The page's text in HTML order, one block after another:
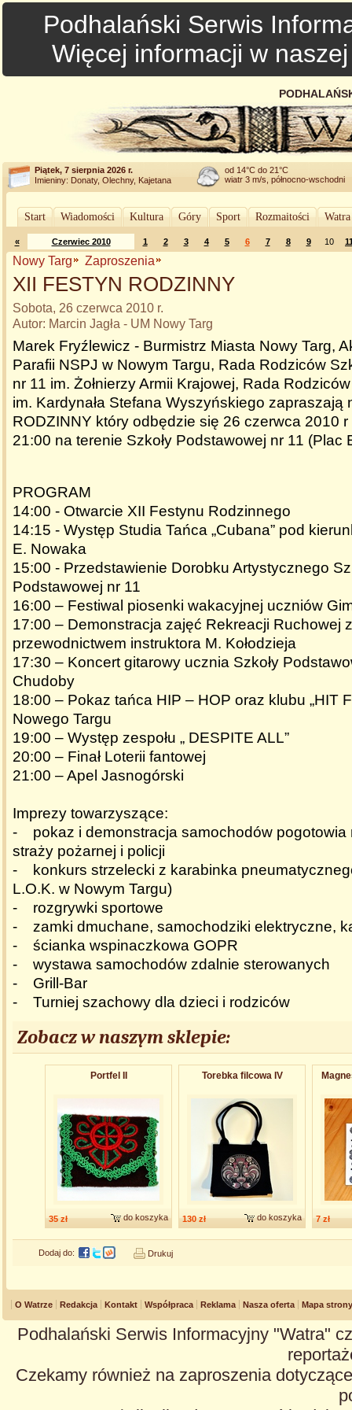
Podhalański Serwis
Więcej informacji w
Piątek, 7 sierpnia 2026 r.
Imieniny: Donaty, Olechny, Kajetana
od 14°C do 21°C
wiatr 3 m/s, północno-wschodni
Start Wiadomości Kultura Góry Sport Rozmaitości
« Czerwiec 2010 1 2 3 4 5 6 7 8 9 10
Nowy Targ Zaproszenia
XII FESTYN RODZINNY
Sobota, 26 czerwca 2010 r.
Autor: Marcin Jagła - UM Nowy Targ
Marek Fryźlewicz - Burmistrz Miasta Nowy Targ,
Parafii NSPJ w Nowym Targu, Rada Rodziców
nr 11 im. Żołnierzy Armii Krajowej, Rada
im. Kardynała Stefana Wyszyńskiego zapraszają
RODZINNY który odbędzie się 26 czerwca 2010
21:00 na terenie Szkoły Podstawowej nr 11 (Plac
PROGRAM
14:00 - Otwarcie XII Festynu Rodzinnego
14:15 - Występ Studia Tańca „Cubana” pod
E. Nowaka
15:00 - Przedstawienie Dorobku Artystycznego
Podstawowej nr 11
16:00 – Festiwal piosenki wakacyjnej uczniów
17:00 – Demonstracja zajęć Rekreacji Ruchowej
przewodnictwem instruktora M. Kołodzieja
17:30 – Koncert gitarowy ucznia Szkoły
Chudoby
18:00 – Pokaz tańca HIP – HOP oraz klubu „HIT
Nowego Targu
19:00 – Występ zespołu „ DESPITE ALL”
20:00 – Finał Loterii fantowej
21:00 – Apel Jasnogórski
Imprezy towarzyszące:
- pokaz i demonstracja samochodów pogotowia
straży pożarnej i policji
- konkurs strzelecki z karabinka
L.O.K. w Nowym Targu)
- rozgrywki sportowe
- zamki dmuchane, samochodziki elektryczne,
- ścianka wspinaczkowa GOPR
- wystawa samochodów zdalnie sterowanych
- Grill-Bar
- Turniej szachowy dla dzieci i rodziców
Zobacz w naszym sklepie:
Portfel II
35 zł do koszyka
Torebka filcowa IV
130 zł do koszyka 7 zł
Dodaj do: Drukuj
O Watrze Redakcja Kontakt Współpraca Reklama Nasza oferta Mapa strony
Podhalański Serwis Informacyjny "Watra"
Czekamy również na zaproszenia